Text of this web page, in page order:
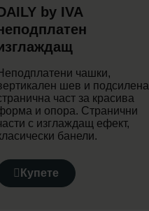
by IVA
чашки,
шев и подсилена
част за красива
и опора. Странични
с изглаждащ ефект,
банели.
Купете